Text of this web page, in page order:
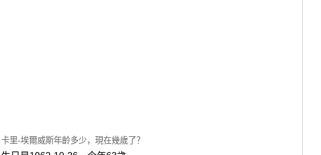
卡里-埃爾威斯年齡多少，現在幾歲了？